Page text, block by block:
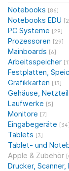
Notebooks [86]
Notebooks EDU [2]
PC Systeme [29]
Prozessoren [29]
Mainboards [6]
Arbeitsspeicher
Festplatten,
Grafikkarten [13]
Gehäuse,
Laufwerke [5]
Monitore [7]
Eingabegeräte [34]
Tablets [3]
Tablet- und
Apple & Zubehör
Drucker,